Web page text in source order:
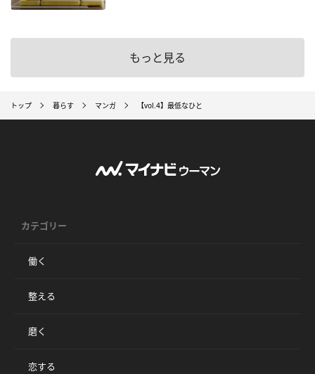
もっと見る
トップ 暮らす マンガ 【vol.4】最低なひと
カテゴリー
働く
整える
磨く
恋する